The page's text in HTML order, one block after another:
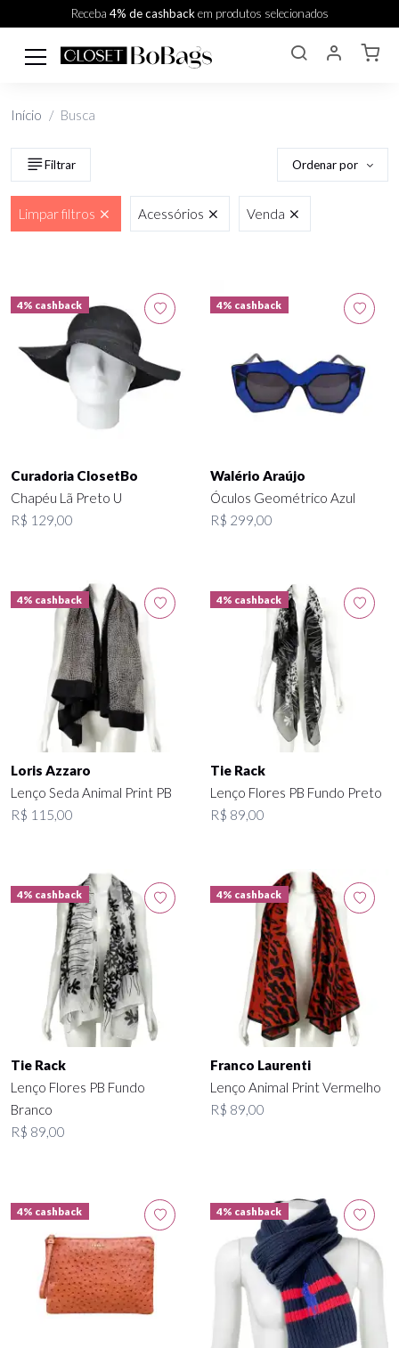
Receba 4% de cashbackem produtos selecionados
Início Busca
Filtrar Ordenar por
Limpar filtros Acessórios Venda
4% cashback
Curadoria ClosetBo
Chapéu Lã Preto U
R$ 129,00
4% cashback
Walério Araújo
Óculos Geométrico Azul
R$ 299,00
4% cashback
Loris Azzaro
Lenço Seda Animal Print PB
R$ 115,00
4% cashback
Tie Rack
Lenço Flores PB Fundo Preto
R$ 89,00
4% cashback
Tie Rack
Lenço Flores PB Fundo
Branco
R$ 89,00
4% cashback
Franco Laurenti
Lenço Animal Print Vermelho
R$ 89,00
4% cashback 4% cashback